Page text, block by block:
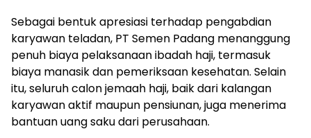
Sebagai bentuk apresiasi terhadap pengabdian
karyawan teladan, PT Semen Padang menanggung
penuh biaya pelaksanaan ibadah haji, termasuk
biaya manasik dan pemeriksaan kesehatan. Selain
itu, seluruh calon jemaah haji, baik dari kalangan
karyawan aktif maupun pensiunan, juga menerima
bantuan uang saku dari perusahaan.